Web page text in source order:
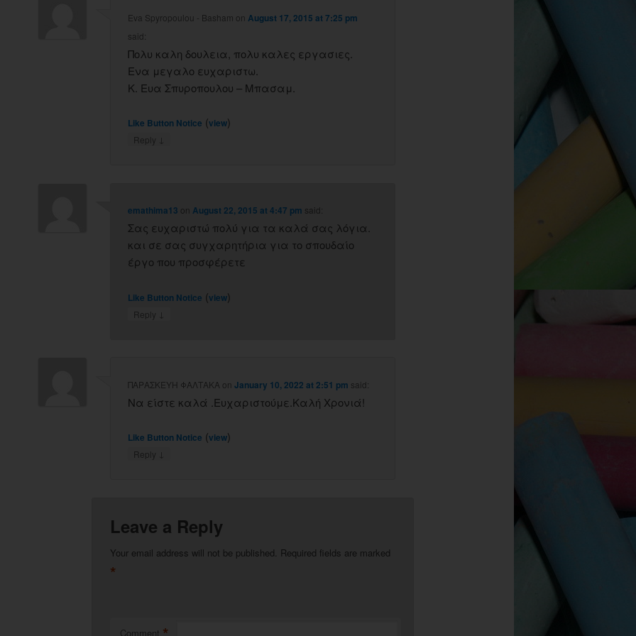
Eva Spyropoulou - Basham on August 17, 2015 at 7:25 pm
said:
Πολυ καλη δουλεια, πολυ καλες εργασιες.
Ενα μεγαλο ευχαριστω.
Κ. Ευα Σπυροπουλου – Μπασαμ.
Like Button Notice (view)
Reply
emathima13 on August 22, 2015 at 4:47 pm said:
Σας ευχαριστώ πολύ για τα καλά σας λόγια.
και σε σας συγχαρητήρια για το σπουδαίο
έργο που προσφέρετε
Like Button Notice (view)
Reply
ΠΑΡΑΣΚΕΥΗ ΦΑΛΤΑΚΑ onJanuary 10, 2022 at 2:51 pm said:
Να είστε καλά .Ευχαριστούμε.Καλή Χρονιά!
Like Button Notice (view)
Reply
Leave a Reply
Your email address will not be published. Required fields are marked
*
Comment